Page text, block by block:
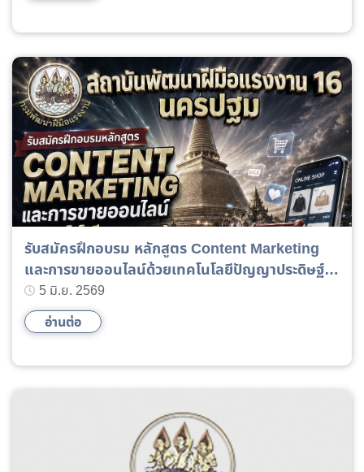
รับสมัครฝึกอบรม หลักสูตร Content Marketing
และการขายออนไลน์ด้วยเทคโนโลยีปัญญาประดิษฐ์
(AI)5 มิ.ย. 2569
อ่านต่อ